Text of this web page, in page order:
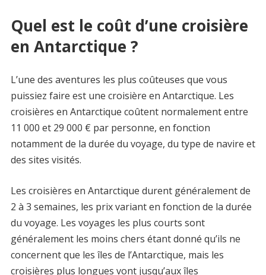
Quel est le coût d’une croisière
en Antarctique ?
L’une des aventures les plus coûteuses que vous
puissiez faire est une croisière en Antarctique. Les
croisières en Antarctique coûtent normalement entre
11 000 et 29 000 € par personne, en fonction
notamment de la durée du voyage, du type de navire et
des sites visités.
Les croisières en Antarctique durent généralement de
2 à 3 semaines, les prix variant en fonction de la durée
du voyage. Les voyages les plus courts sont
généralement les moins chers étant donné qu’ils ne
concernent que les îles de l’Antarctique, mais les
croisières plus longues vont jusqu’aux îles